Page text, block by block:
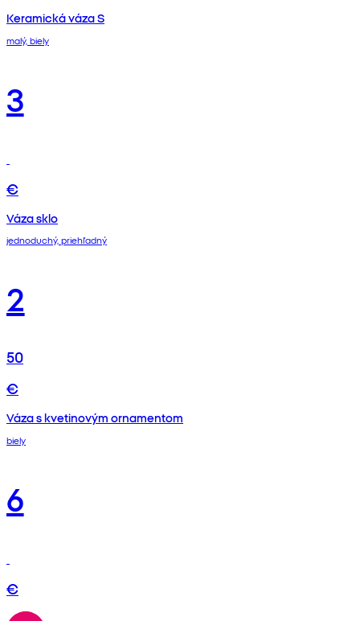
Keramická váza S
malý, biely
3
€
Váza sklo
jednoduchý, priehľadný
2
50
€
Váza s kvetinovým ornamentom
biely
6
€